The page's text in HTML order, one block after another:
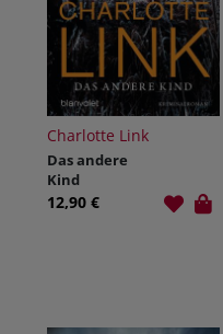
Charlotte Link
Das andere
Kind
12,90 €